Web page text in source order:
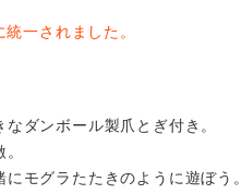
一されました。
ダンボール製爪とぎ付き。
モグラたたきのように遊ぼう。